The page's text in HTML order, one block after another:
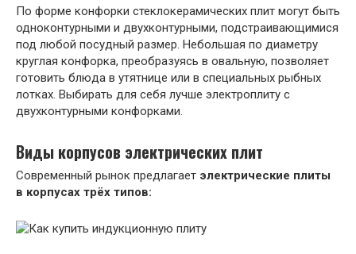
По форме конфорки стеклокерамических плит могут быть
одноконтурными и двухконтурными, подстраивающимися
под любой посудный размер. Небольшая по диаметру
круглая конфорка, преобразуясь в овальную, позволяет
готовить блюда в утятнице или в специальных рыбных
лотках. Выбирать для себя лучше электроплиту с
двухконтурными конфорками.
Виды корпусов электрических плит
Современный рынок предлагает электрические плиты
в корпусах трёх типов: